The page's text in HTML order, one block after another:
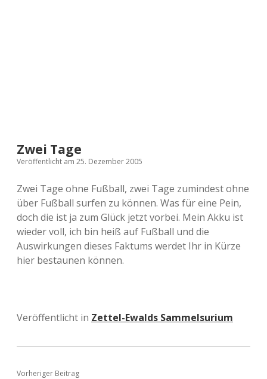
Zwei Tage
Veröffentlicht am 25. Dezember 2005
Zwei Tage ohne Fußball, zwei Tage zumindest ohne
über Fußball surfen zu können. Was für eine Pein,
doch die ist ja zum Glück jetzt vorbei. Mein Akku ist
wieder voll, ich bin heiß auf Fußball und die
Auswirkungen dieses Faktums werdet Ihr in Kürze
hier bestaunen können.
Veröffentlicht in Zettel-Ewalds Sammelsurium
Vorheriger Beitrag